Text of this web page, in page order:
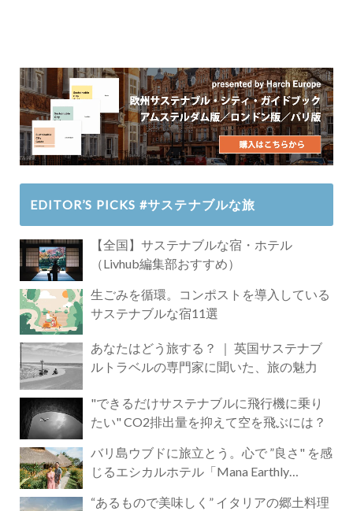
EDITOR’S PICKS #サステナブルな旅
【全国】サステナブルな宿・ホテル
（Livhub編集部おすすめ）
生ごみを循環。コンポストを導入している
サステナブルな宿11選
あなたはどう旅する？ ｜ 英国サステナブ
ルトラベルの専門家に聞いた、旅の魅力
"できるだけサステナブルに飛行機に乗り
たい" CO2排出量を抑えて空を飛ぶには？
バリ島ウブドに旅立とう。心で ”良さ" を感
じるエシカルホテル「Mana Earthly
“あるもので美味しく” イタリアの郷土料理